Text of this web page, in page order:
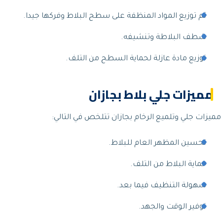
ثم توزيع المواد المنظفة على سطح البلاط وفركها جيدا.
شطف البلاطة وتنشيفه.
توزيع مادة عازلة لحماية السطح من التلف.
مميزات جلي بلاط بجازان
مميزات جلي وتلميع الرخام بجازان تتلخص في التالي:
تحسين المظهر العام للبلاط.
حماية البلاط من التلف.
سهولة التنظيف فيما بعد.
توفير الوقت والجهد.